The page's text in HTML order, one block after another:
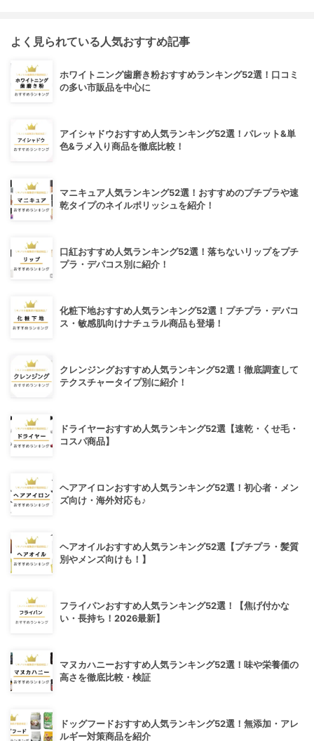
よく見られている人気おすすめ記事
ホワイトニング歯磨き粉おすすめランキング52選！口コミ
の多い市販品を中心に
アイシャドウおすすめ人気ランキング52選！パレット&単
色&ラメ入り商品を徹底比較！
マニキュア人気ランキング52選！おすすめのプチプラや速
乾タイプのネイルポリッシュを紹介！
口紅おすすめ人気ランキング52選！落ちないリップをプチ
プラ・デパコス別に紹介！
化粧下地おすすめ人気ランキング52選！プチプラ・デパコ
ス・敏感肌向けナチュラル商品も登場！
クレンジングおすすめ人気ランキング52選！徹底調査して
テクスチャータイプ別に紹介！
ドライヤーおすすめ人気ランキング52選【速乾・くせ毛・
コスパ商品】
ヘアアイロンおすすめ人気ランキング52選！初心者・メン
ズ向け・海外対応も♪
ヘアオイルおすすめ人気ランキング52選【プチプラ・髪質
別やメンズ向けも！】
フライパンおすすめ人気ランキング52選！【焦げ付かな
い・長持ち！2026最新】
マヌカハニーおすすめ人気ランキング52選！味や栄養価の
高さを徹底比較・検証
ドッグフードおすすめ人気ランキング52選！無添加・アレ
ルギー対策商品を紹介